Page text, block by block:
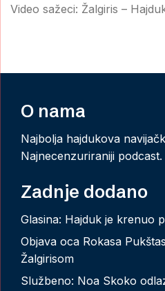
Video sažeci: Žalgiris –
O nama
Najbolja hajdukova
Najnecenzuriraniji podcast.
Zadnje dodano
Glasina: Hajduk je krenuo
Objava oca Rokasa
Žalgirisom
Službeno: Noa Skoko